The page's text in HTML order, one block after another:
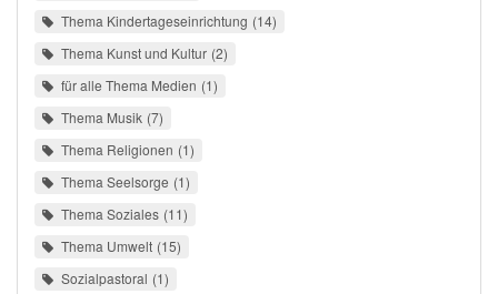
Thema Kindertageseinrichtung 14
Thema Kunst und Kultur 2
für alle Thema Medien 1
Thema Musik 7
Thema Religionen 1
Thema Seelsorge 1
Thema Soziales 11
Thema Umwelt 15
Sozialpastoral 1